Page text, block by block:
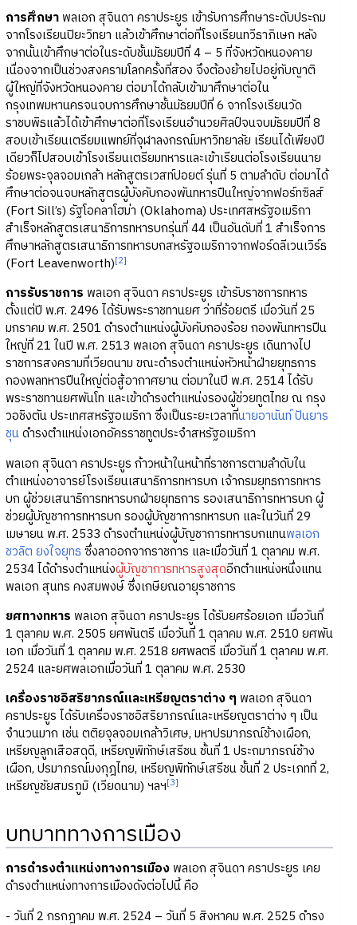
การศึกษาพลเอก สุจินดา คราประยูร เข้ารับการศึกษาระดับประถม
จากโรงเรียนปิยะวิทยา แล้วเข้าศึกษาต่อที่โรงเรียนทวีธาภิเษก หลัง
จากนั้นเข้าศึกษาต่อในระดับชั้นมัธยมปีที่ 4 – 5 ที่จังหวัดหนองคาย
เนื่องจากเป็นช่วงสงครามโลกครั้งที่สอง จึงต้องย้ายไปอยู่กับญาติ
ผู้ใหญ่ที่จังหวัดหนองคาย ต่อมาได้กลับเข้ามาศึกษาต่อใน
กรุงเทพมหานครจนจบการศึกษาชั้นมัธยมปีที่ 6 จากโรงเรียนวัด
ราชบพิธแล้วได้เข้าศึกษาต่อที่โรงเรียนอำนวยศิลป์จนจบมัธยมปีที่ 8
สอบเข้าเรียนเตรียมแพทย์ที่จุฬาลงกรณ์มหาวิทยาลัย เรียนได้เพียงปี
เดียวก็ไปสอบเข้าโรงเรียนเตรียมทหารและเข้าเรียนต่อโรงเรียนนาย
ร้อยพระจุลจอมเกล้า หลักสูตรเวสท์ปอยต์ รุ่นที่ 5 ตามลำดับ ต่อมาได้
ศึกษาต่อจนจบหลักสูตรผู้บังคับกองพันทหารปืนใหญ่จากฟอร์ทซิลส์
(Fort Sill’s) รัฐโอคลาโฮม่า (Oklahoma) ประเทศสหรัฐอเมริกา
สำเร็จหลักสูตรเสนาธิการทหารบกรุ่นที่ 44 เป็นอันดับที่ 1 สำเร็จการ
ศึกษาหลักสูตรเสนาธิการทหารบกสหรัฐอเมริกาจากฟอร์ดลีเวนเวิร์ธ
(Fort Leavenworth)[2]
การรับราชการ พลเอก สุจินดา คราประยูร เข้ารับราชการทหาร
ตั้งแต่ปี พ.ศ. 2496 ได้รับพระราชทานยศ ว่าที่ร้อยตรี เมื่อวันที่ 25
มกราคม พ.ศ. 2501 ดำรงตำแหน่งผู้บังคับกองร้อย กองพันทหารปืน
ใหญ่ที่ 21 ในปี พ.ศ. 2513 พลเอก สุจินดา คราประยูร เดินทางไป
ราชการสงครามที่เวียดนาม ขณะดำรงตำแหน่งหัวหน้าฝ่ายยุทธการ
กองพลทหารปืนใหญ่ต่อสู้อากาศยาน ต่อมาในปี พ.ศ. 2514 ได้รับ
พระราชทานยศพันโท และเข้าดำรงตำแหน่งรองผู้ช่วยทูตไทย ณ กรุง
วอชิงตัน ประเทศสหรัฐอเมริกา ซึ่งเป็นระยะเวลาที่นายอานันท์ ปันยาร
ชุนดำรงตำแหน่งเอกอัครราชทูตประจำสหรัฐอเมริกา
พลเอก สุจินดา คราประยูร ก้าวหน้าในหน้าที่ราชการตามลำดับใน
ตำแหน่งอาจารย์โรงเรียนเสนาธิการทหารบก เจ้ากรมยุทธการทหาร
บก ผู้ช่วยเสนาธิการทหารบกฝ่ายยุทธการ รองเสนาธิการทหารบก ผู้
ช่วยผู้บัญชาการทหารบก รองผู้บัญชาการทหารบก และในวันที่ 29
เมษายน พ.ศ. 2533 ดำรงตำแหน่งผู้บัญชาการทหารบกแทนพลเอก
ชวลิต ยงใจยุทธ ซึ่งลาออกจากราชการ และเมื่อวันที่ 1 ตุลาคม พ.ศ.
2534 ได้ดำรงตำแหน่งผู้บัญชาการทหารสูงสุดอีกตำแหน่งหนึ่งแทน
พลเอก สุนทร คงสมพงษ์ ซึ่งเกษียณอายุราชการ
ยศทางทหาร พลเอก สุจินดา คราประยูร ได้รับยศร้อยเอก เมื่อวันที่
1 ตุลาคม พ.ศ. 2505 ยศพันตรี เมื่อวันที่ 1 ตุลาคม พ.ศ. 2510 ยศพัน
เอก เมื่อวันที่ 1 ตุลาคม พ.ศ. 2518 ยศพลตรี เมื่อวันที่ 1 ตุลาคม พ.ศ.
2524 และยศพลเอกเมื่อวันที่ 1 ตุลาคม พ.ศ. 2530
เครื่องราชอิสริยาภรณ์และเหรียญตราต่าง ๆ พลเอก สุจินดา
คราประยูร ได้รับเครื่องราชอิสริยาภรณ์และเหรียญตราต่าง ๆ เป็น
จำนวนมาก เช่น ตติยจุลจอมเกล้าวิเศษ, มหาปรมาภรณ์ช้างเผือก,
เหรียญลูกเสือสดุดี, เหรียญพิทักษ์เสรีชน ชั้นที่ 1 ประถมาภรณ์ช้าง
เผือก, ปรมาภรณ์มงกุฎไทย, เหรียญพิทักษ์เสรีชน ชั้นที่ 2 ประเภทที่ 2,
เหรียญชัยสมรภูมิ (เวียดนาม) ฯลฯ[3]
บทบาททางการเมือง
การดำรงตำแหน่งทางการเมืองพลเอก สุจินดา คราประยูร เคย
ดำรงตำแหน่งทางการเมืองดังต่อไปนี้ คือ
- วันที่ 2 กรกฎาคม พ.ศ. 2524 – วันที่ 5 สิงหาคม พ.ศ. 2525 ดำรง